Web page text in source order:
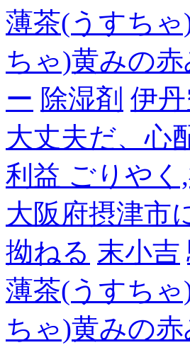
薄茶(うすち
ちゃ)黄みの
ー 除湿剤 伊
大丈夫だ、心
利益 ごりやく
大阪府摂津市
拗ねる 末小吉
薄茶(うすち
ちゃ)黄みの